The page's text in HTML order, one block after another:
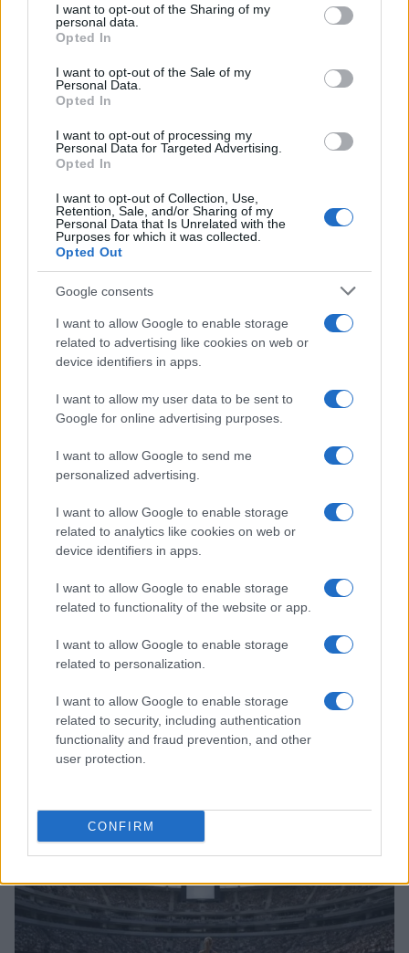
not limited to your visit or usage behaviour. You may click to
grant or deny consent to Google and its third-party tags to
use your data for below specified purposes in below Google
consent section.
I want to opt-out of the Sharing of my
personal data.
Opted In
I want to opt-out of the Sale of my
Personal Data.
Opted In
I want to opt-out of processing my
Personal Data for Targeted Advertising.
Opted In
I want to opt-out of Collection, Use,
Retention, Sale, and/or Sharing of my
Personal Data that Is Unrelated with the
Purposes for which it was collected.
Opted Out
Google consents
I want to allow Google to enable storage
related to advertising like cookies on web or
device identifiers in apps.
I want to allow my user data to be sent to
Google for online advertising purposes.
I want to allow Google to send me
personalized advertising.
I want to allow Google to enable storage
related to analytics like cookies on web or
device identifiers in apps.
I want to allow Google to enable storage
related to functionality of the website or app.
I want to allow Google to enable storage
related to personalization.
I want to allow Google to enable storage
related to security, including authentication
functionality and fraud prevention, and other
user protection.
CONFIRM
Continua a leggere
TENNIS
Curiosità e iniziative nel mondo del tennis: da Bublik a
TENNIS